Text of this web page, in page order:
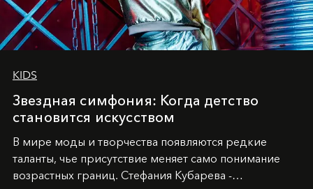
KIDS
Звездная симфония: Когда детство
становится искусством
В мире моды и творчества появляются редкие
таланты, чье присутствие меняет само понимание
возрастных границ. Стефания Кубарева -